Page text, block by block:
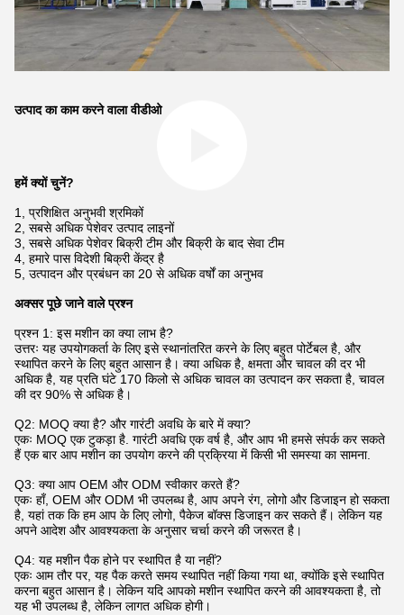
उत्पाद का काम करने वाला वीडीओ
हमें क्यों चुनें?
1, प्रशिक्षित अनुभवी श्रमिकों
2, सबसे अधिक पेशेवर उत्पाद लाइनों
3, सबसे अधिक पेशेवर बिक्री टीम और बिक्री के बाद सेवा टीम
4, हमारे पास विदेशी बिक्री केंद्र है
5, उत्पादन और प्रबंधन का 20 से अधिक वर्षों का अनुभव
अक्सर पूछे जाने वाले प्रश्न
प्रश्न 1: इस मशीन का क्या लाभ है?
उत्तरः यह उपयोगकर्ता के लिए इसे स्थानांतरित करने के लिए बहुत पोर्टेबल है, और
स्थापित करने के लिए बहुत आसान है। क्या अधिक है, क्षमता और चावल की दर भी
अधिक है, यह प्रति घंटे 170 किलो से अधिक चावल का उत्पादन कर सकता है, चावल
की दर 90% से अधिक है।
Q2: MOQ क्या है? और गारंटी अवधि के बारे में क्या?
एकः MOQ एक टुकड़ा है. गारंटी अवधि एक वर्ष है, और आप भी हमसे संपर्क कर सकते
हैं एक बार आप मशीन का उपयोग करने की प्रक्रिया में किसी भी समस्या का सामना.
Q3: क्या आप OEM और ODM स्वीकार करते हैं?
एकः हाँ, OEM और ODM भी उपलब्ध है, आप अपने रंग, लोगो और डिजाइन हो सकता
है, यहां तक कि हम आप के लिए लोगो, पैकेज बॉक्स डिजाइन कर सकते हैं। लेकिन यह
अपने आदेश और आवश्यकता के अनुसार चर्चा करने की जरूरत है।
Q4: यह मशीन पैक होने पर स्थापित है या नहीं?
एकः आम तौर पर, यह पैक करते समय स्थापित नहीं किया गया था, क्योंकि इसे स्थापित
करना बहुत आसान है। लेकिन यदि आपको मशीन स्थापित करने की आवश्यकता है, तो
यह भी उपलब्ध है, लेकिन लागत अधिक होगी।